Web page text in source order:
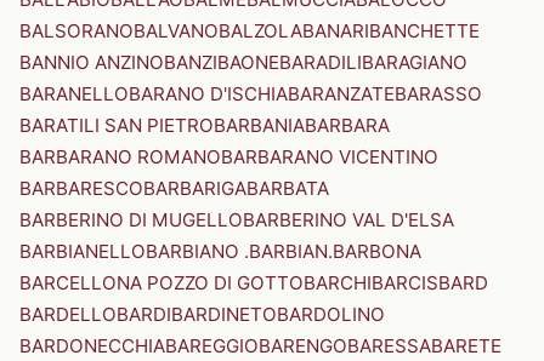
BALSORANOBALVANOBALZOLABANARIBANCHETTE
BANNIO ANZINOBANZIBAONEBARADILIBARAGIANO
BARANELLOBARANO D'ISCHIABARANZATEBARASSO
BARATILI SAN PIETROBARBANIABARBARA
BARBARANO ROMANOBARBARANO VICENTINO
BARBARESCOBARBARIGABARBATA
BARBERINO DI MUGELLOBARBERINO VAL D'ELSA
BARBIANELLOBARBIANO .BARBIAN.BARBONA
BARCELLONA POZZO DI GOTTOBARCHIBARCISBARD
BARDELLOBARDIBARDINETOBARDOLINO
BARDONECCHIABAREGGIOBARENGOBARESSABARETE